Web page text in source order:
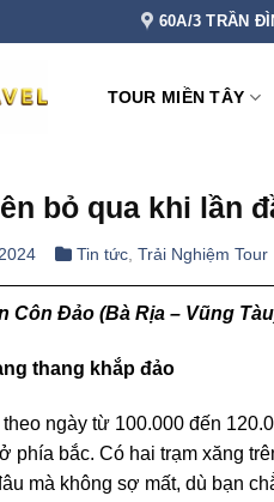
60A/3 TRẦN
TOUR MIỀN TÂY
bỏ qua khi lần
Tin tức Trải Nghiệm Tour
Côn Đảo (Bà Rịa – Vũng
thang khắp đảo
ngày từ 100.000 đến
phía bắc. Có hai trạm xăng
mà không sợ mất, dù bạn